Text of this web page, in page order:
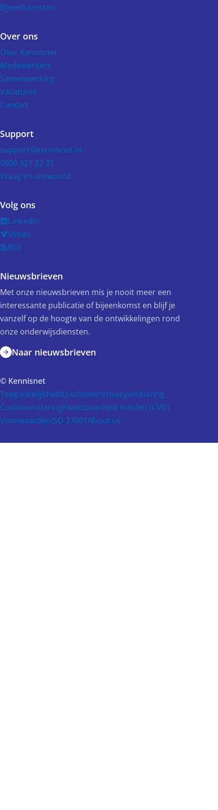
Bijeenkomsten
Over ons
Over Kennisnet
Medewerkers
Samenwerking
Vacatures
Contact
Support
support@kennisnet.nl
0800 321 22 33
Vraag en antwoord
Volg ons
LinkedIn
Vimeo
RSS
Nieuwsbrieven
Met onze nieuwsbrieven mis je nooit meer een
interessante publicatie of bijeenkomst en blijf je
vanzelf op de hoogte van de ontwikkelingen rond
onze onderwijsdiensten.
Naar nieuwsbrieven
© Kennisnet
ToegankelijkheidDisclaimerPrivacyverklaring
CookieverklaringKwetsbaarheid melden (CVD)
VoorwaardenISO 27001About us